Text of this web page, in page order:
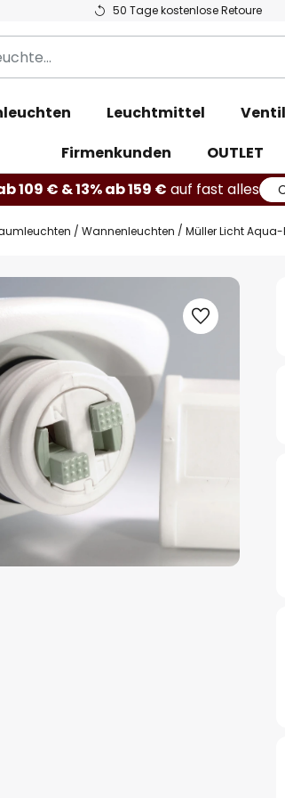
50 Tage kostenlose Retoure
Leuchtmittel
Firmenkunden
OUTLET
109 € & 13% ab 159 € auf fast alles
/ Wannenleuchten Müller Licht Aqua-